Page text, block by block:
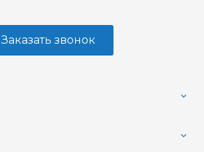
Заказать звонок